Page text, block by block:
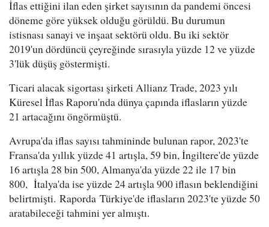
İflas ettiğini ilan eden şirket sayısının da pandemi öncesi
döneme göre yüksek olduğu görüldü. Bu durumun
istisnası sanayi ve inşaat sektörü oldu. Bu iki sektör
2019'un dördüncü çeyreğinde sırasıyla yüzde 12 ve yüzde
3'lük düşüş göstermişti.
Ticari alacak sigortası şirketi Allianz Trade, 2023 yılı
Küresel İflas Raporu'nda dünya çapında iflasların yüzde
21 artacağını öngörmüştü.
Avrupa'da iflas sayısı tahmininde bulunan rapor, 2023'te
Fransa'da yıllık yüzde 41 artışla, 59 bin, İngiltere'de yüzde
16 artışla 28 bin 500, Almanya'da yüzde 22 ile 17 bin
800, İtalya'da ise yüzde 24 artışla 900 iflasın beklendiğini
belirtmişti. Raporda Türkiye'de iflasların 2023'te yüzde 50
aratabileceği tahmini yer almıştı.